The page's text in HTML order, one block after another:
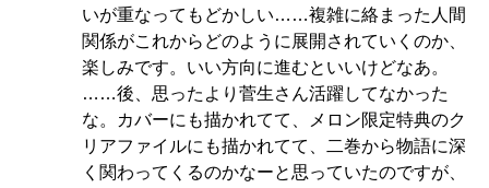
いが重なってもどかしい……複雑に絡まった人間
関係がこれからどのように展開されていくのか、
楽しみです。いい方向に進むといいけどなあ。
……後、思ったより菅生さん活躍してなかった
な。カバーにも描かれてて、メロン限定特典のク
リアファイルにも描かれてて、二巻から物語に深
く関わってくるのかなーと思っていたのですが、